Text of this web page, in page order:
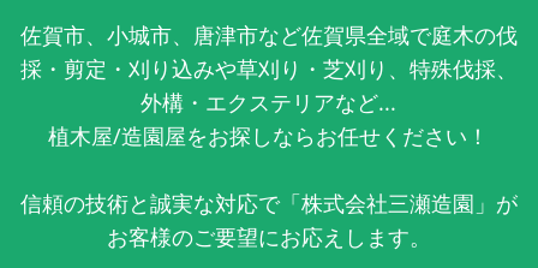
佐賀市、小城市、唐津市など佐賀県全域で庭木の伐
採・剪定・刈り込みや草刈り・芝刈り、特殊伐採、
外構・エクステリアなど...
植木屋/造園屋をお探しならお任せください！
信頼の技術と誠実な対応で「株式会社三瀬造園」が
お客様のご要望にお応えします。